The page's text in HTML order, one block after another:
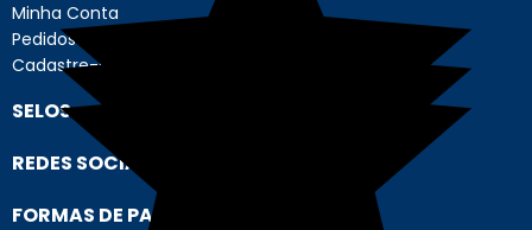
Minha Conta
Pedidos
Cadastre-se
SELOS
REDES SOCIAIS
FORMAS DE PAGAMENTO